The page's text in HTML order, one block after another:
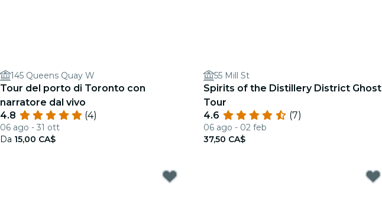
145 Queens Quay W
Tour del porto di Toronto con
narratore dal vivo
4.8
(4)
06 ago - 31 ott
Da 15,00 CA$
55 Mill St
Spirits of the Distillery District Ghost
Tour
4.6
(7)
06 ago - 02 feb
37,50 CA$